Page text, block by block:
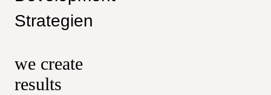
we create
results